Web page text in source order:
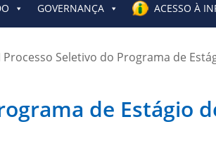
GOVERNANÇA ACESSO À
Processo Seletivo do Programa de
de Estágio